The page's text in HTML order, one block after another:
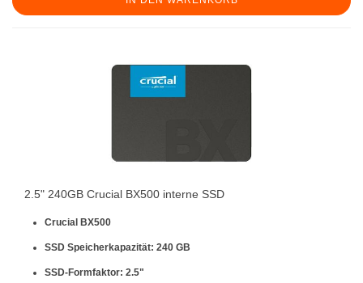
2.5" 240GB Crucial BX500 interne SSD
Crucial BX500
SSD Speicherkapazität: 240 GB
SSD-Formfaktor: 2.5"